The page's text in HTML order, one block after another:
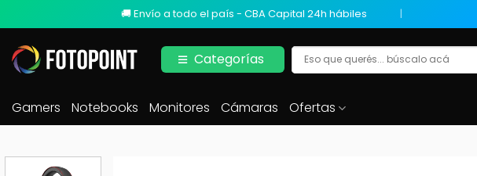
🚚 Envío a todo el país - CBA Capital 24h hábiles
Categorías
Gamers Notebooks Monitores Cámaras Ofertas